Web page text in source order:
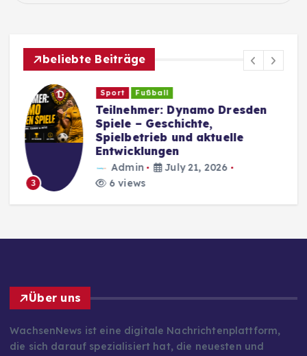
beliebte Beiträge
3
Sport Fußball
Teilnehmer: Dynamo Dresden
Spiele – Geschichte,
Spielbetrieb und aktuelle
Entwicklungen
Admin
July 21, 2026
6 views
Über uns
WachsenNews ist eine digitale Nachrichtenplattform,
die sich darauf spezialisiert hat, die neuesten und